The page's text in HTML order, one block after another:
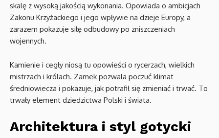
skalę z wysoką jakością wykonania. Opowiada o ambicjach
Zakonu Krzyżackiego i jego wpływie na dzieje Europy, a
zarazem pokazuje siłę odbudowy po zniszczeniach
wojennych.
Kamienie i cegły niosą tu opowieści o rycerzach, wielkich
mistrzach i królach. Zamek pozwala poczuć klimat
średniowiecza i pokazuje, jak potrafił się zmieniać i trwać. To
trwały element dziedzictwa Polski i świata.
Architektura i styl gotycki